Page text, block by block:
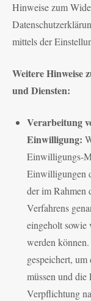
Hinweise zum
mittels der
Weitere Hinweise
und Diensten:
Verarbeitung
Einwilligung:
Einwilligungs-
Einwilligungen
der im Rahmen
Verfahrens
eingeholt sowie
werden
gespeichert,
müssen und
Verpflichtung